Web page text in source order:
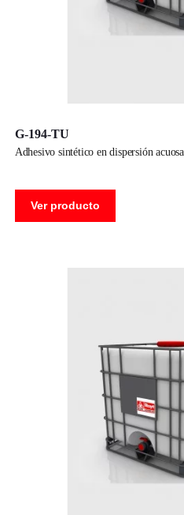
G-194-TU
adhesivo sintético en dispersión
Ver producto